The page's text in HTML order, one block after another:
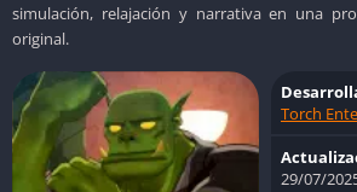
simulación, relajación y narrativa en una
original.
Torch
29/07/